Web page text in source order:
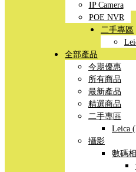
IP Camera
POE NVR
二手專區
全部產品
今期優惠
所有商品
最新產品
精選商品
二手專區
Leica
攝影
數碼